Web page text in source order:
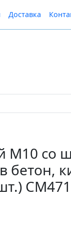
Доставка
М10 со
бетон,